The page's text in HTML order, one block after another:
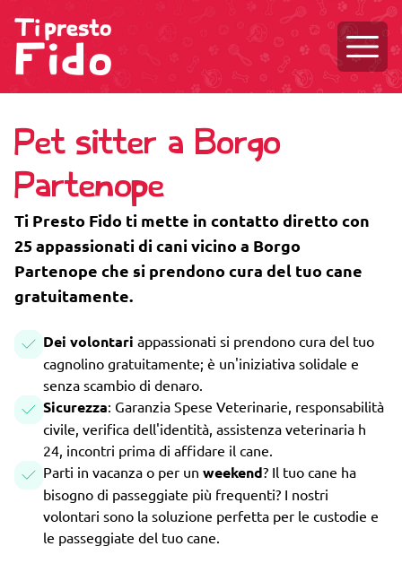
Pet sitter a Borgo
Partenope
Ti Presto Fido ti mette in contatto diretto con
25 appassionati di cani vicino a Borgo
Partenope che si prendono cura del tuo cane
gratuitamente.
Dei volontari appassionati si prendono cura del tuo
cagnolino gratuitamente; è un'iniziativa solidale e
senza scambio di denaro.
Sicurezza: Garanzia Spese Veterinarie, responsabilità
civile, verifica dell'identità, assistenza veterinaria h
24, incontri prima di affidare il cane.
Parti in vacanza o per un weekend? Il tuo cane ha
bisogno di passeggiate più frequenti? I nostri
volontari sono la soluzione perfetta per le custodie e
le passeggiate del tuo cane.